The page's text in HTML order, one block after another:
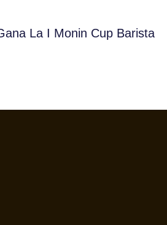
La I Monin Cup Barista